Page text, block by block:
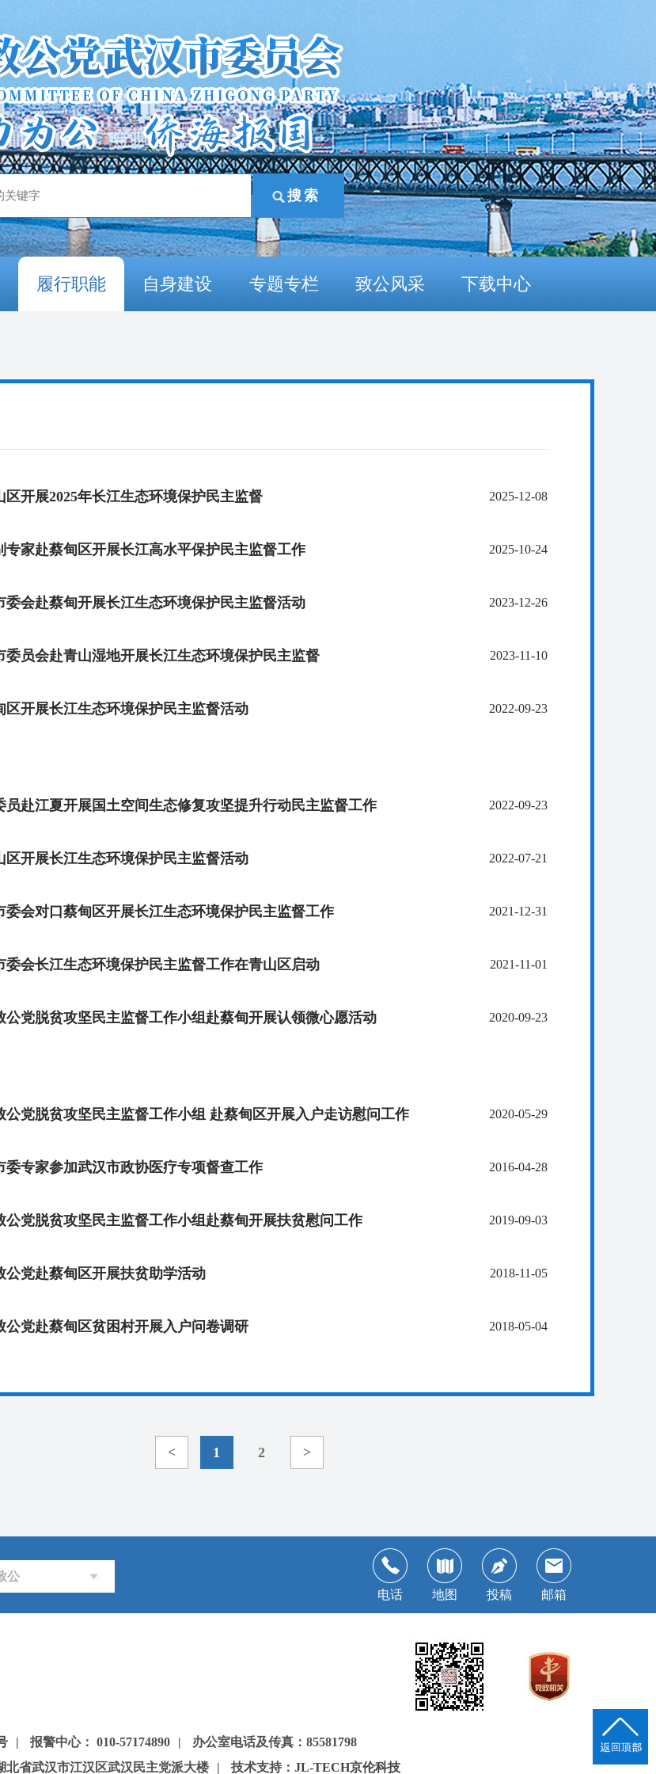
履行职能 自身建设 专题专栏 致公风采 下载中心
区开展2025年长江生态环境保护民主监督 2025-12-08
专家赴蔡甸区开展长江高水平保护民主监督工作 2025-10-24
委会赴蔡甸开展长江生态环境保护民主监督活动 2023-12-26
委员会赴青山湿地开展长江生态环境保护民主监督 2023-11-10
区开展长江生态环境保护民主监督活动 2022-09-23
员赴江夏开展国土空间生态修复攻坚提升行动民主监督工作 2022-09-23
区开展长江生态环境保护民主监督活动 2022-07-21
委会对口蔡甸区开展长江生态环境保护民主监督工作 2021-12-31
委会长江生态环境保护民主监督工作在青山区启动 2021-11-01
公党脱贫攻坚民主监督工作小组赴蔡甸开展认领微心愿活动 2020-09-23
公党脱贫攻坚民主监督工作小组 赴蔡甸区开展入户走访慰问工作 2020-05-29
委专家参加武汉市政协医疗专项督查工作 2016-04-28
公党脱贫攻坚民主监督工作小组赴蔡甸开展扶贫慰问工作 2019-09-03
公党赴蔡甸区开展扶贫助学活动 2018-11-05
公党赴蔡甸区贫困村开展入户问卷调研 2018-05-04
< 1 2 >
公
电话
地图 投稿 邮箱
| 报警中心： 010-57174890 |
办公室电话及传真：85581798
北省武汉市江汉区武汉民主党派大楼 | 技术支持：JL-TECH京伦科技